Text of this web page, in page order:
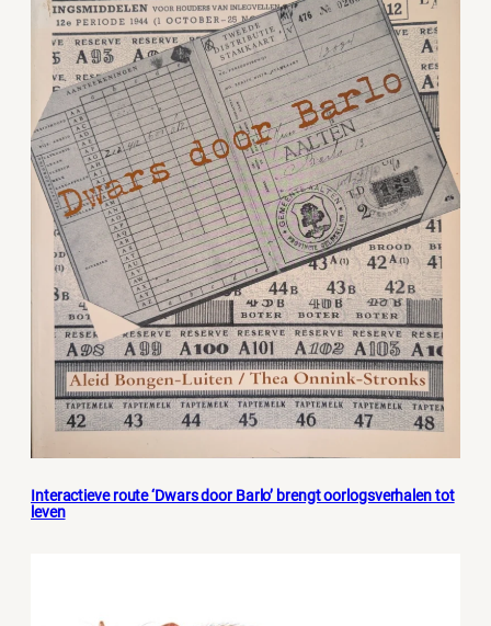
Interactieve route ‘Dwars door Barlo’ brengt oorlogsverhalen tot
leven